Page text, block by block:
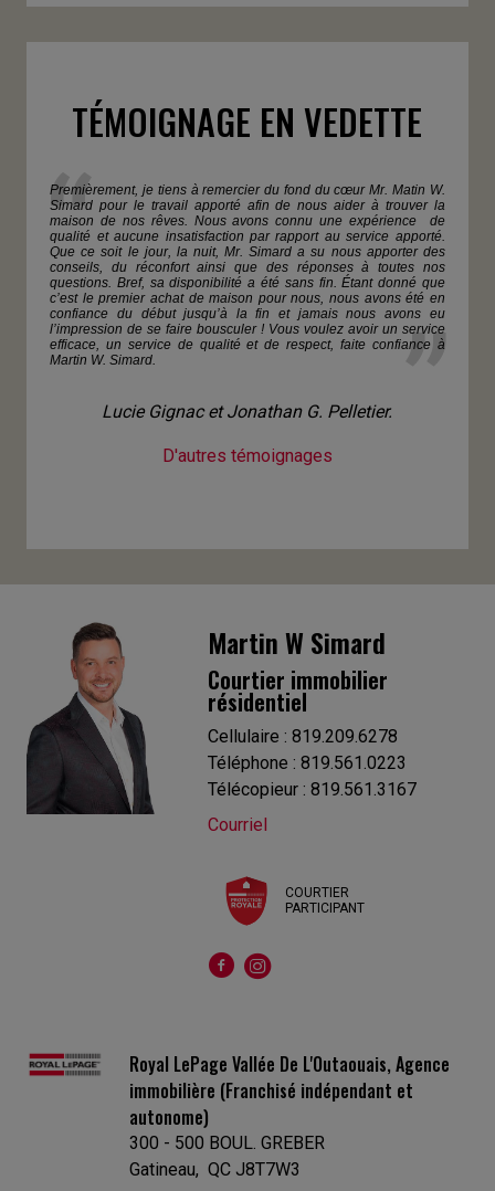
TÉMOIGNAGE EN VEDETTE
Premièrement, je tiens à remercier du fond du cœur Mr. Matin W.
Simard pour le travail apporté afin de nous aider à trouver la
maison de nos rêves. Nous avons connu une expérience de
qualité et aucune insatisfaction par rapport au service apporté.
Que ce soit le jour, la nuit, Mr. Simard a su nous apporter des
conseils, du réconfort ainsi que des réponses à toutes nos
questions. Bref, sa disponibilité a été sans fin. Étant donné que
c’est le premier achat de maison pour nous, nous avons été en
confiance du début jusqu’à la fin et jamais nous avons eu
l’impression de se faire bousculer ! Vous voulez avoir un service
efficace, un service de qualité et de respect, faite confiance à
Martin W. Simard.
Lucie Gignac et Jonathan G. Pelletier.
D'autres témoignages
Martin W Simard
Courtier immobilier
résidentiel
Cellulaire : 819.209.6278
Téléphone : 819.561.0223
Télécopieur : 819.561.3167
Courriel
COURTIER
PARTICIPANT
Royal LePage Vallée De L'Outaouais, Agence
immobilière (Franchisé indépendant et
autonome)
300 - 500 BOUL. GREBER
Gatineau, QC J8T7W3